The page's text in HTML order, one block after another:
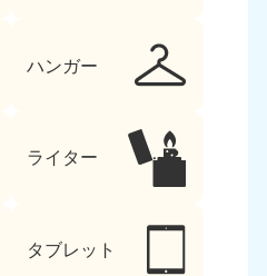
ハンガー
ライター
タブレット